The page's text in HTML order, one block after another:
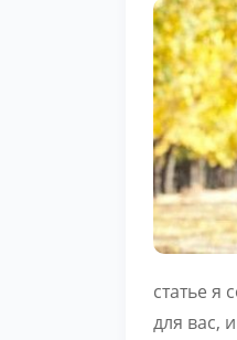
статье я
для вас,